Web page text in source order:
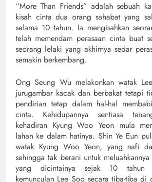
“More Than Friends” adalah sebuah
kisah cinta dua orang sahabat yang
selama 10 tahun. Ia mengisahkan
telah memendam perasaan cinta buat
seorang lelaki yang akhirnya sedar
semakin berkembang.
Ong Seung Wu melakonkan watak
jurugambar kacak dan berbakat tetapi
pendirian tetap dalam hal-hal
cinta. Kehidupannya sentiasa
kehadiran Kyung Woo Yeon mula
lahan ke dalam hatinya. Shin Ye Eun
watak Kyung Woo Yeon, yang nafi
sehingga tak berani untuk
yang dicintainya sejak 10 tahun
kemunculan Lee Soo secara tiba-tiba di